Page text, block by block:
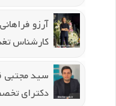
آرزو فراهانی
کارشناس
سید
دکترای